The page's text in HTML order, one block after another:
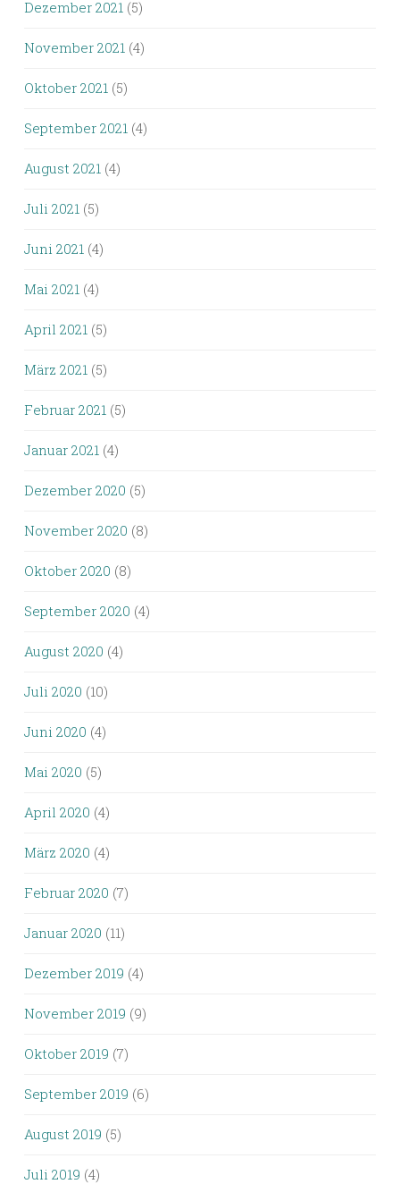
Dezember 2021 (5)
November 2021 (4)
Oktober 2021 (5)
September 2021 (4)
August 2021 (4)
Juli 2021 (5)
Juni 2021 (4)
Mai 2021 (4)
April 2021 (5)
März 2021 (5)
Februar 2021 (5)
Januar 2021 (4)
Dezember 2020 (5)
November 2020 (8)
Oktober 2020 (8)
September 2020 (4)
August 2020 (4)
Juli 2020 (10)
Juni 2020 (4)
Mai 2020 (5)
April 2020 (4)
März 2020 (4)
Februar 2020 (7)
Januar 2020 (11)
Dezember 2019 (4)
November 2019 (9)
Oktober 2019 (7)
September 2019 (6)
August 2019 (5)
Juli 2019 (4)